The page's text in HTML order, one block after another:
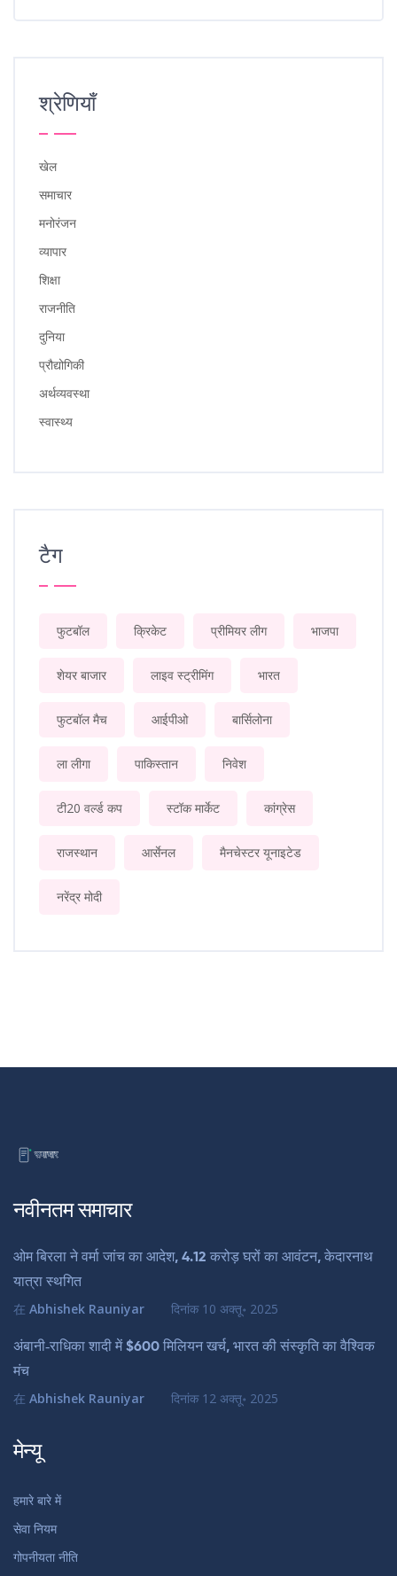
श्रेणियाँ
खेल
समाचार
मनोरंजन
व्यापार
शिक्षा
राजनीति
दुनिया
प्रौद्योगिकी
अर्थव्यवस्था
स्वास्थ्य
टैग
फुटबॉल क्रिकेट प्रीमियर लीग भाजपा
शेयर बाजार लाइव स्ट्रीमिंग भारत
फुटबॉल मैच आईपीओ बार्सिलोना
ला लीगा पाकिस्तान निवेश
टी20 वर्ल्ड कप स्टॉक मार्केट कांग्रेस
राजस्थान आर्सेनल मैनचेस्टर यूनाइटेड
नरेंद्र मोदी
नवीनतम समाचार
ओम बिरला ने वर्मा जांच का आदेश, 4.12 करोड़ घरों का आवंटन, केदारनाथ
यात्रा स्थगित
在 Abhishek Rauniyar दिनांक 10 अक्तू॰ 2025
अंबानी‑राधिका शादी में $600 मिलियन खर्च, भारत की संस्कृति का वैश्विक
मंच
在 Abhishek Rauniyar दिनांक 12 अक्तू॰ 2025
मेन्यू
हमारे बारे में
सेवा नियम
गोपनीयता नीति